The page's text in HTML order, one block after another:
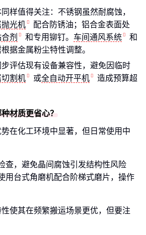
样值得关注：不锈钢虽然耐腐蚀，
光机
配合防锈油；铝合金表面处
剂 和专用铆钉。 车间通风系统
和
据金属粉尘特性调整。
评估现有设备兼容性，避免因临时
割机 或全自动开平机
造成预算超
材质更省心？
在化工环境中显著，但日常使用中
查，避免晶间腐蚀引发结构性风险
用台式角磨机配合阶梯式磨片，操作
使其在频繁搬运场景更优，但要注